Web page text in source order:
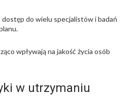
dostęp do wielu specjalistów i badań
wpływają na jakość życia osób
w utrzymaniu